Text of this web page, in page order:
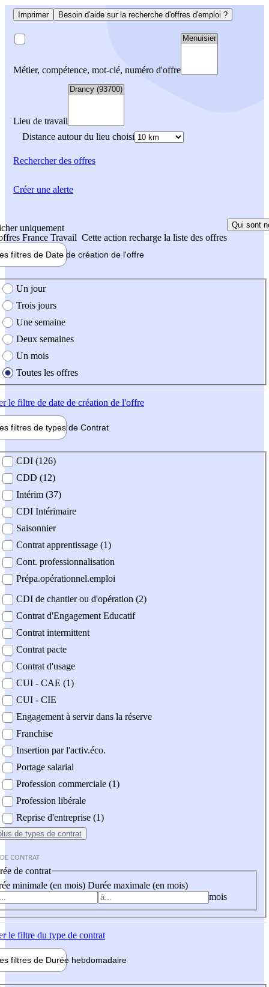
Imprimer Besoin d'aide sur la recherche d'offres d'emploi ?
Métier, compétence, mot-clé, numéro d'offre
Lieu de travail
Distance autour du lieu choisi
Rechercherdes offres
uniquement
France Travail Cette action recharge la liste des offres
Qui sont
filtres de Date de création de l'offre
création de l'offre
Un jour
Trois jours
Une semaine
Deux semaines
Un mois
Toutes les offres
le filtre de date de création de l'offre
filtres de types de Contrat
contrat
CDI (126)
CDD (12)
Intérim (37)
CDI Intérimaire
Saisonnier
Contrat apprentissage (1)
Cont. professionnalisation
Prépa.opérationnel.emploi
CDI de chantier ou d'opération (2)
Contrat d'Engagement Educatif
Contrat intermittent
Contrat pacte
Contrat d'usage
CUI - CAE (1)
CUI - CIE
Engagement à servir dans la réserve
Franchise
Insertion par l'activ.éco.
Portage salarial
Profession commerciale (1)
Profession libérale
Reprise d'entreprise (1)
de types de contrat
CONTRAT
de contrat
minimale (en mois) Durée maximale (en mois)
mois
le filtre du type de contrat
filtres de Durée hebdomadaire
Créer une alerte